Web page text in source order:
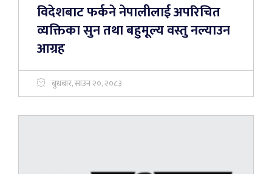
विदेशबाट फर्कने नेपालीलाई अपरिचित
व्यक्तिका सुन तथा बहुमूल्य वस्तु नल्याउन
आग्रह
बुधबार, साउन २०, २०८३